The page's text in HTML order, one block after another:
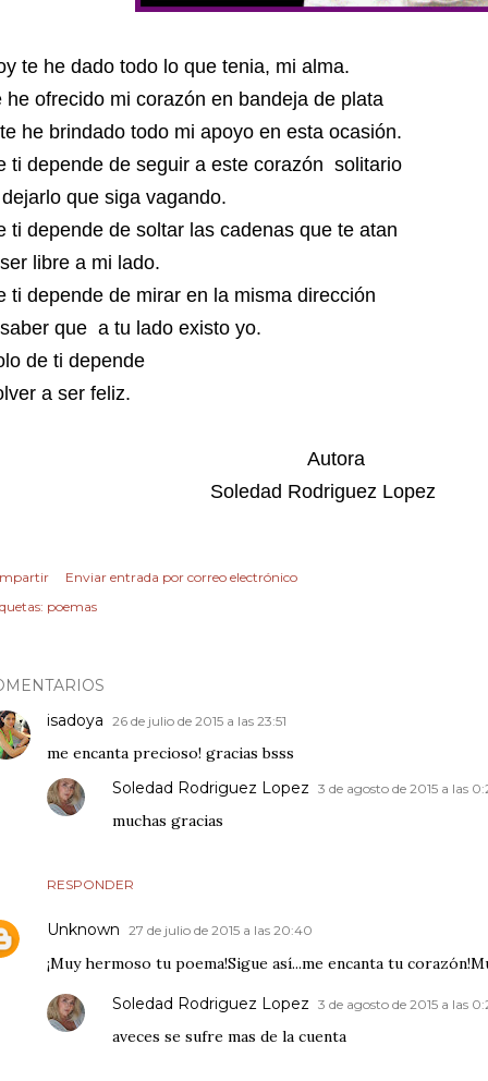
te he dado todo lo que tenia, mi alma.
he ofrecido mi corazón en bandeja de plata
he brindado todo mi apoyo en esta ocasión.
ti depende de seguir a este corazón solitario
que siga vagando.
ti depende de soltar las cadenas que te atan
libre a mi lado.
ti depende de mirar en la misma dirección
que a tu lado existo yo.
de ti depende
a ser feliz.
Rodriguez Lopez
Enviar entrada por correo electrónico
poemas
isadoya 26 de julio de 2015 a las 23:51
me encanta precioso! gracias bsss
RESPONDER
Soledad Rodriguez Lopez 3 de agosto de 2015 a las
muchas gracias
Unknown 27 de julio de 2015 a las 20:40
¡Muy hermoso tu poema!Sigue así...me encanta tu
Soledad Rodriguez Lopez 3 de agosto de 2015 a las
aveces se sufre mas de la cuenta